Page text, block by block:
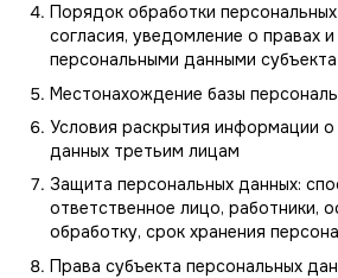
Порядок обработки
согласия, уведомление о правах
персональными данными субъекта
Местонахождение базы
Условия раскрытия информации о
данных третьим лицам
Защита персональных данных:
ответственное лицо, работники,
обработку, срок хранения
Права субъекта персональных